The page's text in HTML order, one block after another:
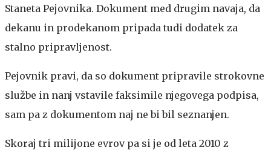
Staneta Pejovnika. Dokument med drugim navaja, da
dekanu in prodekanom pripada tudi dodatek za
stalno pripravljenost.
Pejovnik pravi, da so dokument pripravile strokovne
službe in nanj vstavile faksimile njegovega podpisa,
sam pa z dokumentom naj ne bi bil seznanjen.
Skoraj tri milijone evrov pa si je od leta 2010 z